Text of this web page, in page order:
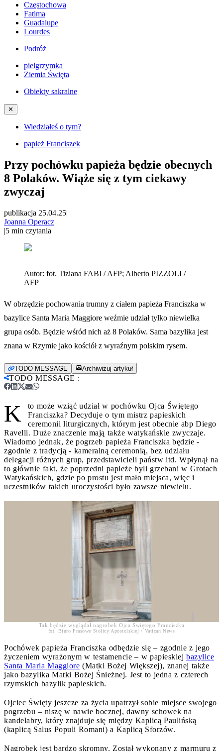
Częstochowa
Fatima
Guadalupe
Lourdes
Podróż
pielgrzymka
Ziemia Święta
Obiekty sakralne
✕
Wiedziałeś o tym?
papież Franciszek
Przy pochówku papieża będzie obecnych
8 Polaków. Wiąże się z tym ciekawy
zwyczaj
publikacja 25.04.25|
Joanna Operacz
|5 min czytania
Autor: fot. Tiziana FABI / AFP; Alberto PIZZOLI /
AFP
W obrzędzie pochowania trumny z ciałem papieża Franciszka w
bazylice Santa Maria Maggiore weźmie udział tylko niewielka
grupa osób. Będzie wśród nich aż 8 Polaków. Sama bazylika jest
znana w Rzymie jako kościół z wyraźnym polskim rysem.
TODO MESSAGE Archiwizuj artykuł
TODO MESSAGE :
K
to może wziąć udział w pochówku Ojca Świętego
Franciszka? Decyduje o tym mistrz papieskich
ceremonii liturgicznych, którym jest obecnie abp Diego
Ravelli. Duże znaczenie mają także watykańskie zwyczaje.
Wiadomo jednak, że pogrzeb papieża Franciszka będzie -
zgodnie z tradycją - kameralną ceremonią, bez udziału
delegacji różnych grup, przedstawicieli państw itd. Wpłynął na
to głównie fakt, że poprzedni papieże byli grzebani w Grotach
Watykańskich, gdzie po prostu jest mało miejsca, więc i
uczestników takich uroczystości było zawsze niewielu.
Tak będzie wyglądał nagrobek Ojca Świętego Franciszka
fot. Biuro Prasowe Stolicy Apostolskiej / Vatican News
Pochówek papieża Franciszka odbędzie się – zgodnie z jego
życzeniem wyrażonym w testamencie – w papieskiej bazylice
Santa Maria Maggiore (Matki Bożej Większej), znanej także
jako bazylika Matki Bożej Śnieżnej. Jest to jedna z czterech
rzymskich bazylik papieskich.
Ojciec Święty jeszcze za życia upatrzył sobie miejsce swojego
pogrzebu – niszę w nawie bocznej, dawny schowek na
kandelabry, który znajduje się między Kaplicą Paulińską
(kaplicą Salus Populi Romani) a Kaplicą Sforzów.
Nagrobek jest bardzo skromny. Został wykonany z marmuru z